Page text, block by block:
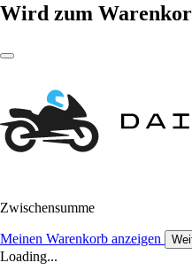
Wird zum
Zwischensumme
Meinen Warenkorb anzeigen
Loading...